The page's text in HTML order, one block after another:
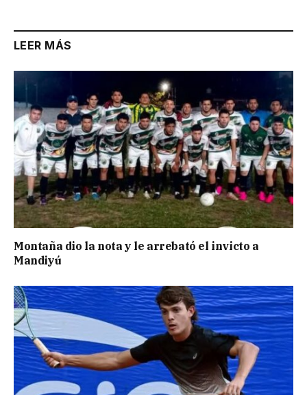
LEER MÁS
Montaña dio la nota y le arrebató el invicto a
Mandiyú